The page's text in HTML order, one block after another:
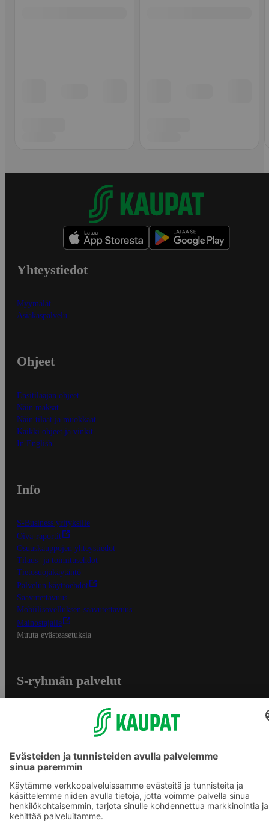
Yhteystiedot
Myymälät
Asiakaspalvelu
Ohjeet
Ensitilaajan ohjeet
Näin maksat
Näin tilaat ja muokkaat
Kaikki ohjeet ja vinkit
In English
Info
S-Business yrityksille
Oiva-raportit
Osuuskauppojen yhteystiedot
Tilaus- ja toimitusehdot
Tietosuojakäytäntö
Palvelun käyttöehdot
Saavutettavuus
Mobiilisovelluksen saavutettavuus
Mainostajalle
Muuta evästeasetuksia
S-ryhmän palvelut
S-ostoslista -sovellus
Prisma.fi
Sokos.fi
S-Pankki
Yhteishyvä
Sokos Hotels